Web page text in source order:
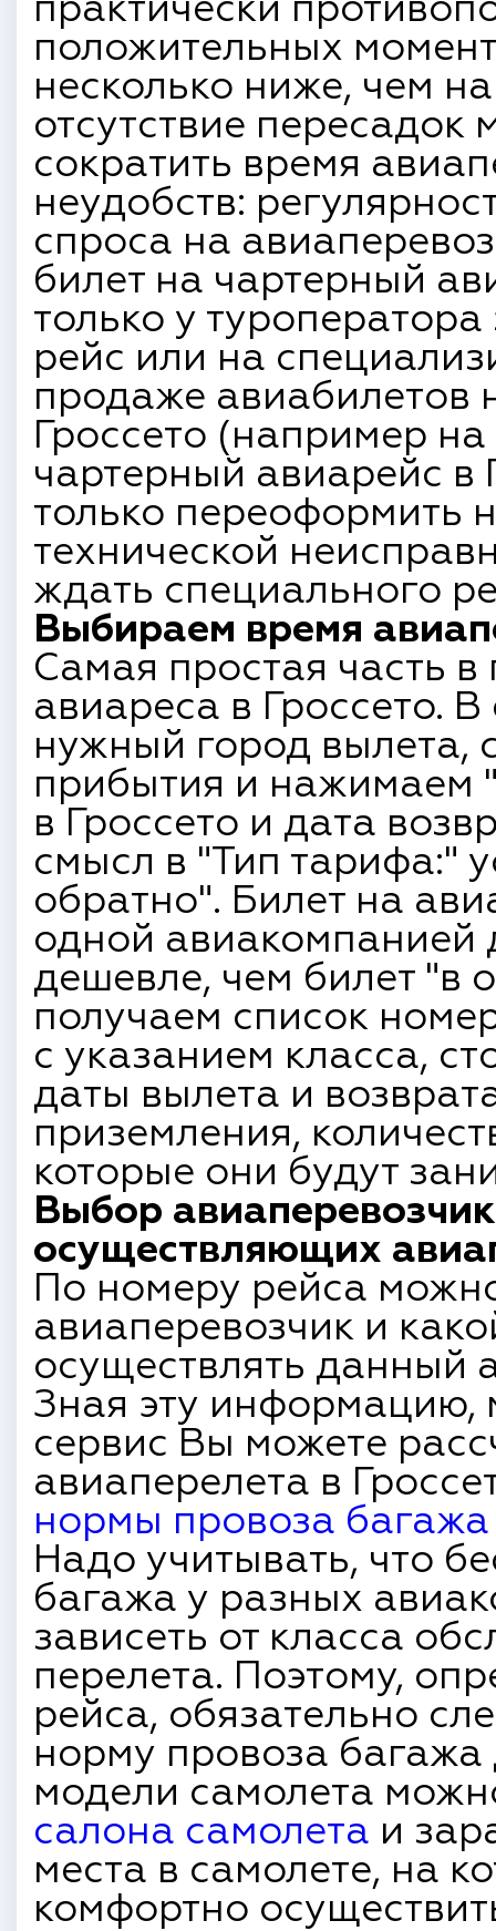
практически
положительных
несколько ниже, чем
отсутствие пересадок
сократить время
неудобств:
спроса на
билет на чартерный
только у
рейс или на
продаже авиабилетов
Гроссето (например
чартерный авиарейс в
только переоформить
технической
ждать специального
Выбираем время
Самая простая часть
авиареса в Гроссето.
нужный город вылета,
прибытия и нажимаем
в Гроссето и дата
смысл в "Тип тарифа:"
обратно". Билет на
одной авиакомпанией
дешевле, чем билет "в
получаем список
с указанием класса,
даты вылета и
приземления,
которые они будут
Выбор
осуществляющих
По номеру рейса
авиаперевозчик и
осуществлять данный
Зная эту информацию,
сервис Вы можете
авиаперелета в
нормы провоза багажа
Надо учитывать, что
багажа у разных
зависеть от класса
перелета. Поэтому,
рейса, обязательно
норму провоза
модели самолета
салона самолета и
места в самолете, на
комфортно